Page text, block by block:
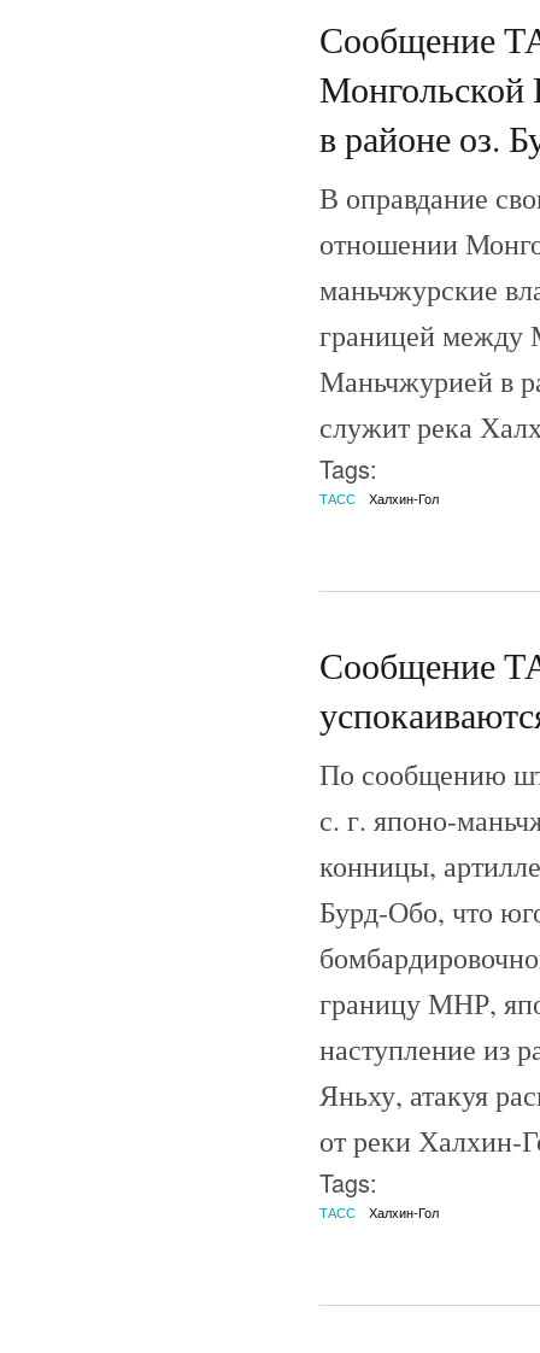
Сообщение
Монгольской
в районе оз.
В оправдание
отношении
маньчжурские
границей между
Маньчжурией в
служит река
Tags:
ТАСС Халхин-Гол
Сообщение
По сообщению
с. г. японо-
конницы,
Бурд-Обо, что
границу МНР,
наступление из
Яньху, атакуя
от реки Халхин-
Tags:
ТАСС Халхин-Гол